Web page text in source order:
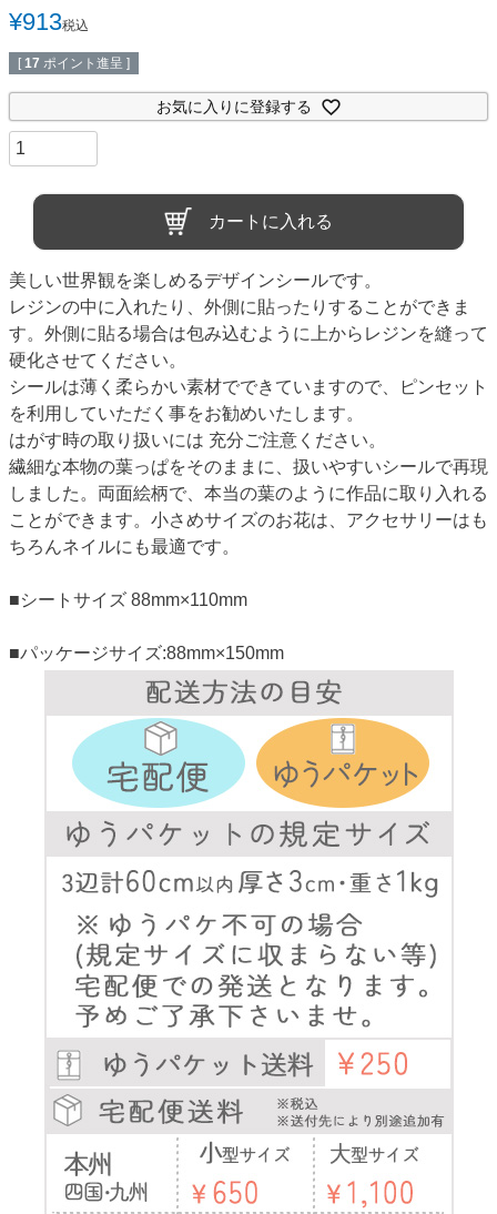
¥913税込
[ 17 ポイント進呈 ]
お気に入りに登録する
カートに入れる
美しい世界観を楽しめるデザインシールです。
レジンの中に入れたり、外側に貼ったりすることができま
す。外側に貼る場合は包み込むように上からレジンを縫って
硬化させてください。
シールは薄く柔らかい素材でできていますので、ピンセット
を利用していただく事をお勧めいたします。
はがす時の取り扱いには 充分ご注意ください。
繊細な本物の葉っぱをそのままに、扱いやすいシールで再現
しました。両面絵柄で、本当の葉のように作品に取り入れる
ことができます。小さめサイズのお花は、アクセサリーはも
ちろんネイルにも最適です。
■シートサイズ 88mm×110mm
■パッケージサイズ:88mm×150mm